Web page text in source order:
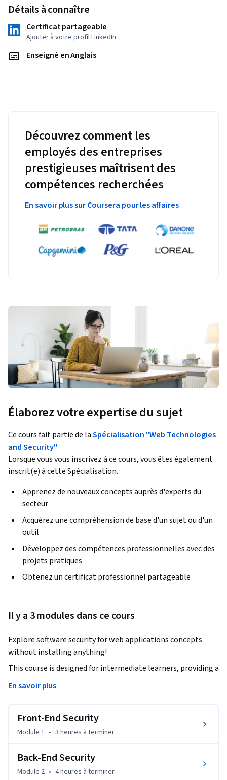
Détails à connaître
Certificat partageable
Ajouter à votre profil LinkedIn
Enseigné en Anglais
Découvrez comment les
employés des entreprises
prestigieuses maîtrisent des
compétences recherchées
En savoir plus sur Coursera pour les affaires
Élaborez votre expertise du sujet
Ce cours fait partie de laSpécialisation "Web Technologies
and Security"
Lorsque vous vous inscrivez à ce cours, vous êtes également
inscrit(e) à cette Spécialisation.
Apprenez de nouveaux concepts auprès d'experts du
secteur
Acquérez une compréhension de base d'un sujet ou d'un
outil
Développez des compétences professionnelles avec des
projets pratiques
Obtenez un certificat professionnel partageable
Il y a 3 modules dans ce cours
Explore software security for web applications concepts
without installing anything!
This course is designed for intermediate learners, providing a
solid foundation of common skills in software security.
Learners will build an understanding of some of the most
The modules in this course cover front-end security, back-
end security, as well as passwords and authentication. At the
implement security techniques they've learned to their own
En savoir plus
Front-End Security
Module 1 • 3 heures à terminer
Back-End Security
Module 2 • 4 heures à terminer